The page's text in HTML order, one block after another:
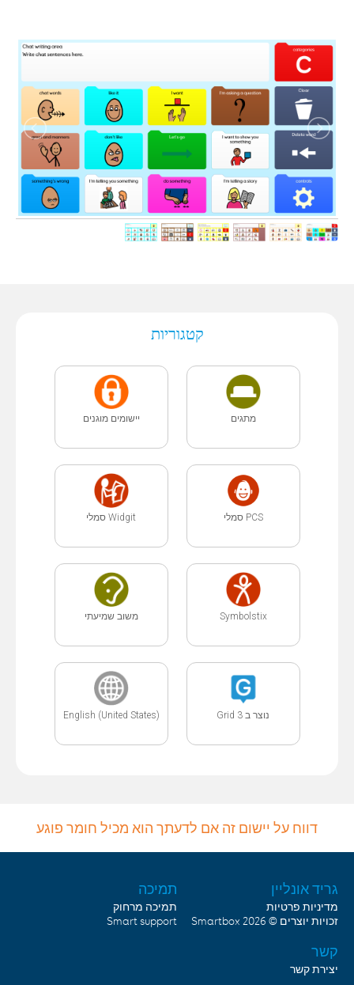
קטגוריות
מתגים יישומים מוגנים
PCS סמלי Widgit סמלי
Symbolstix משוב שמיעתי
נוצר ב Grid 3 English (United States)
דווח על יישום זה אם לדעתך הוא מכיל חומר פוגע
גריד אונליין
מדיניות פרטיות
זכויות יוצרים © 2026
Smartbox
תמיכה
תמיכה מרחוק
Smart support
קשר
יצירת קשר